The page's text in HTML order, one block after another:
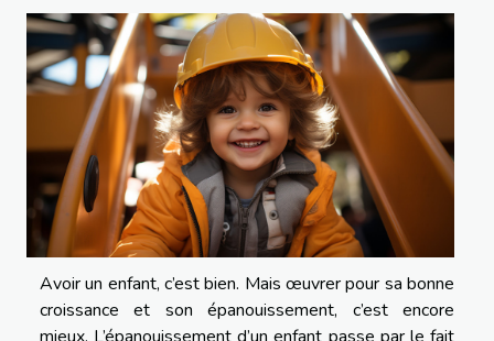
Avoir un enfant, c’est bien. Mais œuvrer pour sa bonne
croissance et son épanouissement, c’est encore